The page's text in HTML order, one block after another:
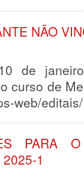
NÃO
de
curso de
web/
PARA
1